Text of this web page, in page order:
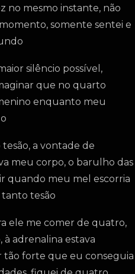
no mesmo instante, não
somente sentei e
silêncio possível,
que no quarto
enquanto meu
a vontade de
meu corpo, o barulho das
quando meu mel escorria
tesão
ele me comer de quatro,
adrenalina estava
forte que eu conseguia